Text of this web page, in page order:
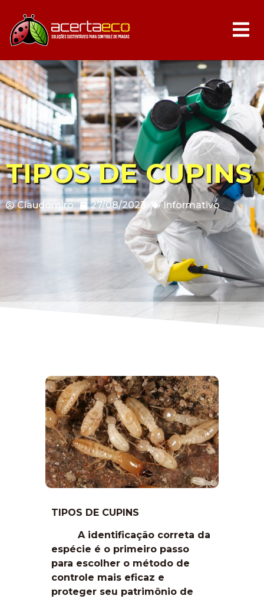
TIPOS DE CUPINS
Claudomiro 27/08/2023 Informativo
TIPOS DE CUPINS
A identificação correta da
espécie é o primeiro passo
para escolher o método de
controle mais eficaz e
proteger seu patrimônio de